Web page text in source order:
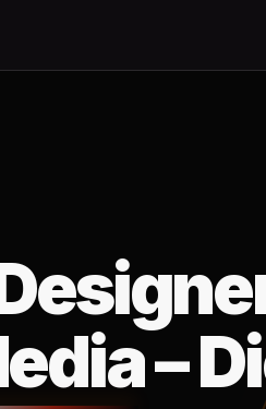
–